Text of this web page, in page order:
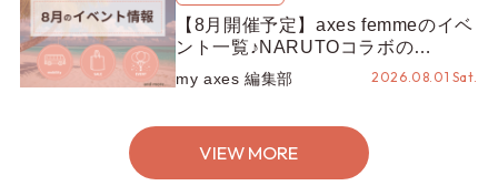
【8月開催予定】axes femmeのイベ
ント一覧♪NARUTOコラボの
REZEN POPUPから、プチYour
Stage.、ティーパーティまで！8月
my axes 編集部 2026.08.01 Sat.
VIEW MORE